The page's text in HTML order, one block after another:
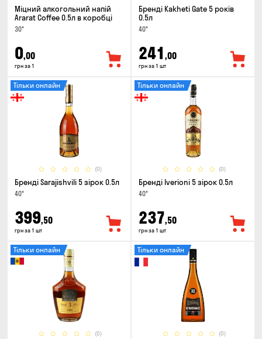
Міцний алкогольний напій
Ararat Coffee 0.5л в коробці
30°
0,00
грн за 1
Бренді Kakheti Gate 5 років
0.5л
40°
241 ,00
грн за 1 шт
(0)
Тільки онлайн
Бренді Sarajishvili 5 зірок 0.5л
40°
399,50
грн за 1 шт
(0)
Тільки онлайн
Бренді Iverioni 5 зірок 0.5л
40°
237,50
грн за 1 шт
(0)
Тільки онлайн
(0)
Тільки онлайн